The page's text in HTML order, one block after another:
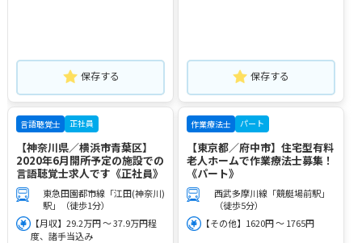
保存する 保存する
言語聴覚士 正社員
【神奈川県／横浜市青葉区】
2020年6月開所予定の施設での
言語聴覚士求人です《正社員》
東急田園都市線「江田(神奈川)
駅」（徒歩1分）
【月収】29.2万円 ～ 37.9万円程
度、諸手当込み
作業療法士 パート
【東京都／府中市】住宅型有料
老人ホームで作業療法士募集！
《パート》
西武多摩川線「競艇場前駅」
（徒歩5分）
【その他】1620円 ～ 1765円